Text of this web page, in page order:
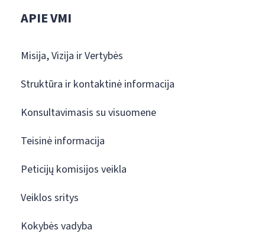
APIE VMI
Misija, Vizija ir Vertybės
Struktūra ir kontaktinė informacija
Konsultavimasis su visuomene
Teisinė informacija
Peticijų komisijos veikla
Veiklos sritys
Kokybės vadyba